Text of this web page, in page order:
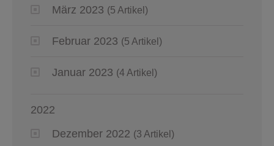
März 2023 (5 Artikel)
Februar 2023 (5 Artikel)
Januar 2023 (4 Artikel)
2022
Dezember 2022 (3 Artikel)